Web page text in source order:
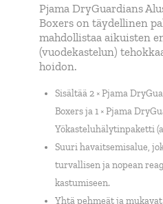
Pjama DryGuardians
Boxers on täydellinen
mahdollistaa aikuisten
(vuodekastelun)
hoidon.
Sisältää 2 × Pjama
Boxers ja 1 × Pjama
Yökasteluhälytinpaketti
Suuri havaitsemisalue,
turvallisen ja nopean
kastumiseen.
Yhtä pehmeät ja